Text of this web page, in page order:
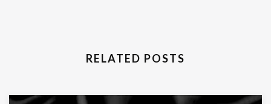
RELATED POSTS